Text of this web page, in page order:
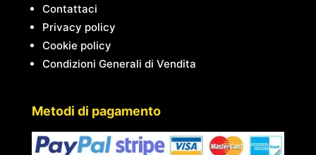
Contattaci
Privacy policy
Cookie policy
Condizioni Generali di Vendita
Metodi di pagamento